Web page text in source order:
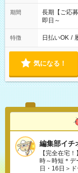
期間
長期【ご応
即日～
特徴 日払いOK /
気になる！
編集部イチ
【完全在宅
時～時短＊デ
日・16日＞